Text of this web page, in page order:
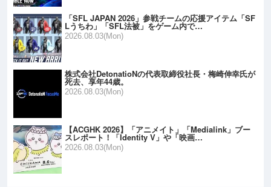
「SFL JAPAN 2026」参戦チームの応援アイテム「SF
Lうちわ」「SFL法被」をゲーム内で…
2026.08.03(Mon)
株式会社DetonatioNの代表取締役社長・梅崎伸幸氏が
死去、享年44歳。
2026.08.03(Mon)
【ACGHK 2026】「アニメイト」「Medialink」ブー
スレポート！「Identity V」や「映画…
2026.08.03(Mon)